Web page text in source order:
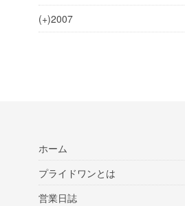
(+)2007
ホーム
プライドワンとは
営業日誌